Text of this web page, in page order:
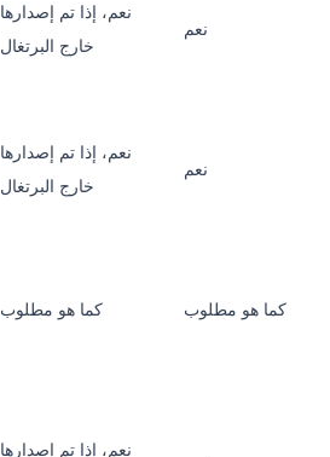
نعم، إذا تم إصدارها
خارج البرتغال
نعم
نعم، إذا تم إصدارها
خارج البرتغال
نعم
كما هو مطلوب كما هو مطلوب
نعم، إذا تم إصدارها